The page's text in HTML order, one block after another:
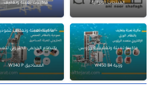
المنتجات الإيرانية ماكينات تعبئة وتغليف
ماكينة تعبئة وتغليف 4 رؤوس
وزنية W450 B4
ماكينة تعبئة وتغليف
بالنظام الحجمي الحلزوني
المساحيق W340 P